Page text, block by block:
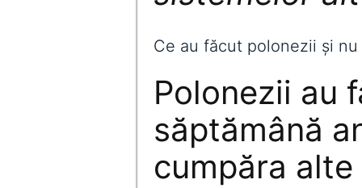
Ce au făcut polonezii și
Polonezii au
săptămână
cumpăra